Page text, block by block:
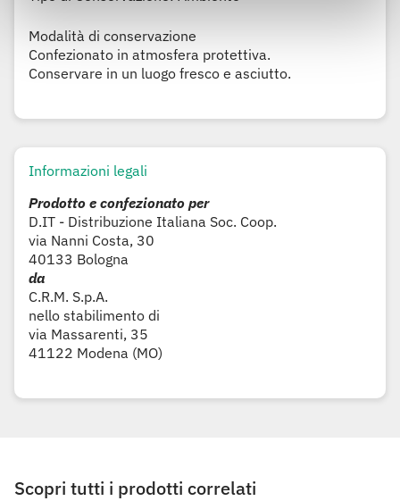
Modalità di conservazione
Confezionato in atmosfera protettiva.
Conservare in un luogo fresco e asciutto.
Informazioni legali
Prodotto e confezionato per
D.IT - Distribuzione Italiana Soc. Coop.
via Nanni Costa, 30
40133 Bologna
da
C.R.M. S.p.A.
nello stabilimento di
via Massarenti, 35
41122 Modena (MO)
Scopri tutti i prodotti correlati